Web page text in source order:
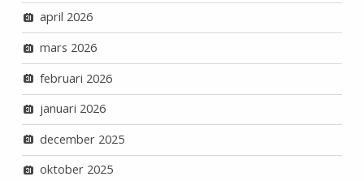
april 2026
mars 2026
februari 2026
januari 2026
december 2025
oktober 2025